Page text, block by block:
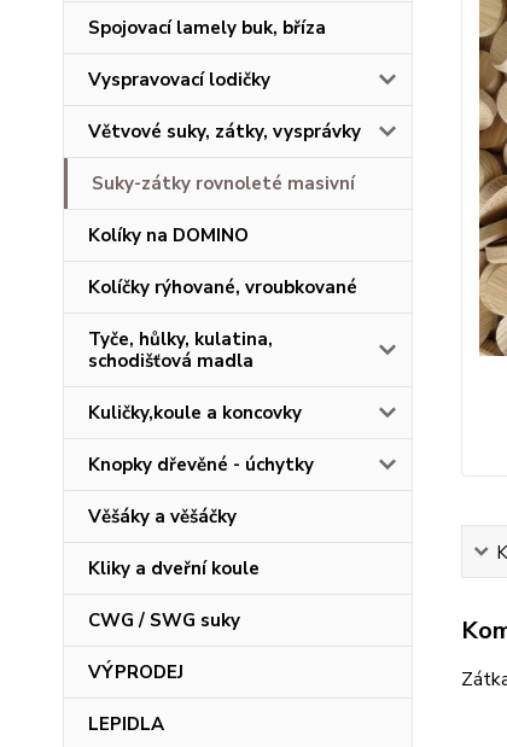
Spojovací lamely buk, bříza
Vyspravovací lodičky
Větvové suky, zátky, vysprávky
Suky-zátky rovnoleté masivní
Kolíky na DOMINO
Kolíčky rýhované, vroubkované
Tyče, hůlky, kulatina,
schodišťová madla
Kuličky,koule a koncovky
Knopky dřevěné - úchytky
Věšáky a věšáčky
Kliky a dveřní koule
CWG / SWG suky
VÝPRODEJ
LEPIDLA